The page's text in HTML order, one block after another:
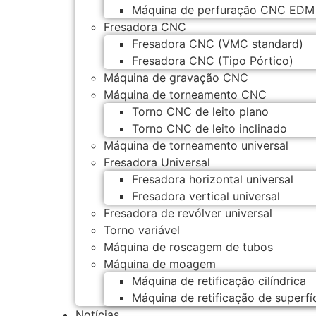
Máquina de perfuração CNC EDM
Fresadora CNC
Fresadora CNC (VMC standard)
Fresadora CNC (Tipo Pórtico)
Máquina de gravação CNC
Máquina de torneamento CNC
Torno CNC de leito plano
Torno CNC de leito inclinado
Máquina de torneamento universal
Fresadora Universal
Fresadora horizontal universal
Fresadora vertical universal
Fresadora de revólver universal
Torno variável
Máquina de roscagem de tubos
Máquina de moagem
Máquina de retificação cilíndrica
Máquina de retificação de